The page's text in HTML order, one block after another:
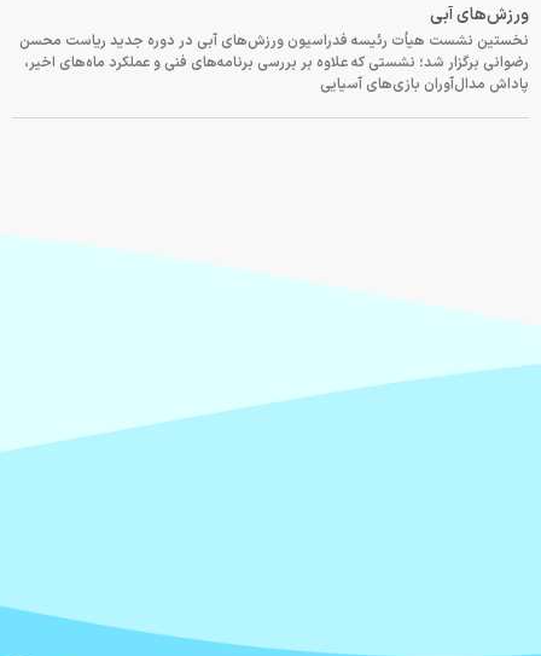
ورزش‌های آبی
نخستین نشست هیأت رئیسه فدراسیون ورزش‌های آبی در دوره جدید ریاست محسن
رضوانی برگزار شد؛ نشستی که علاوه بر بررسی برنامه‌های فنی و عملکرد ماه‌های اخیر،
پاداش مدال‌آوران بازی‌های آسیایی